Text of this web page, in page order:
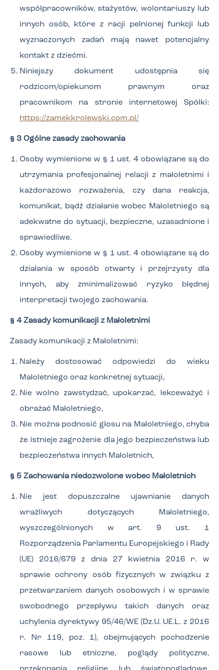
współpracowników, stażystów, wolontariuszy lub
innych osób, które z racji pełnionej funkcji lub
wyznaczonych zadań mają nawet potencjalny
kontakt z dziećmi.
Niniejszy dokument udostępnia się
rodzicom/opiekunom prawnym oraz
pracownikom na stronie internetowej Spółki:
https://zamekkrolewski.com.pl/
§ 3 Ogólne zasady zachowania
Osoby wymienione w § 1 ust. 4 obowiązane są do
utrzymania profesjonalnej relacji z małoletnimi i
każdorazowo rozważenia, czy dana reakcja,
komunikat, bądź działanie wobec Małoletniego są
adekwatne do sytuacji, bezpieczne, uzasadnione i
sprawiedliwe.
Osoby wymienione w § 1 ust. 4 obowiązane są do
działania w sposób otwarty i przejrzysty dla
innych, aby zminimalizować ryzyko błędnej
interpretacji twojego zachowania.
§ 4 Zasady komunikacji z Małoletnimi
Zasady komunikacji z Małoletnimi:
Należy dostosować odpowiedzi do wieku
Małoletniego oraz konkretnej sytuacji,
Nie wolno zawstydzać, upokarzać, lekceważyć i
obrażać Małoletniego,
Nie można podnosić głosu na Małoletniego, chyba
że istnieje zagrożenie dla jego bezpieczeństwa lub
bezpieczeństwa innych Małoletnich,
§ 5 Zachowania niedozwolone wobec Małoletnich
Nie jest dopuszczalne ujawnianie danych
wrażliwych dotyczących Małoletniego,
wyszczególnionych w art. 9 ust. 1
Rozporządzenia Parlamentu Europejskiego i Rady
(UE) 2016/679 z dnia 27 kwietnia 2016 r. w
sprawie ochrony osób fizycznych w związku z
przetwarzaniem danych osobowych i w sprawie
swobodnego przepływu takich danych oraz
uchylenia dyrektywy 95/46/WE (Dz.U. UE.L. z 2016
r. Nr 119, poz. 1), obejmujących pochodzenie
rasowe lub etniczne, poglądy polityczne,